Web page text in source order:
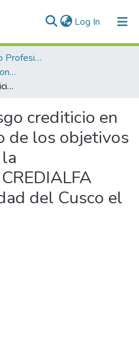
Log In (current)
Licenciatura - Título Profesional
Escuela Profesional de Contabilidad
Impacto del riesgo crediticio en el cumplimiento de los objetivos estratégicos de la microfinanciera CREDIALFA S.A.C. en la ciudad del Cusco el 2017
crediticio en
de los objetivos
del Cusco el